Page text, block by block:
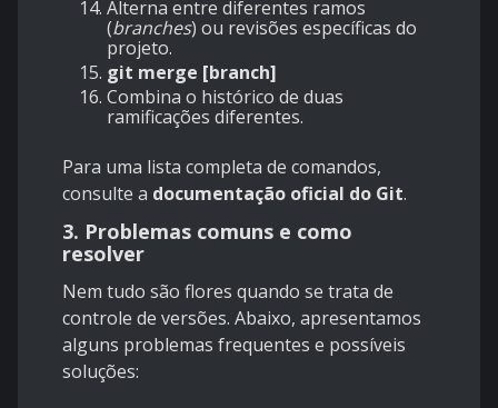
Alterna entre diferentes ramos
(branches) ou revisões específicas do
projeto.
git merge [branch]
Combina o histórico de duas
ramificações diferentes.
Para uma lista completa de comandos,
consulte a documentação oficial do Git.
3. Problemas comuns e como
resolver
Nem tudo são flores quando se trata de
controle de versões. Abaixo, apresentamos
alguns problemas frequentes e possíveis
soluções: